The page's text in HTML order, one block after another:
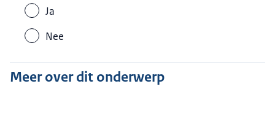
Ja
Nee
Meer over dit onderwerp